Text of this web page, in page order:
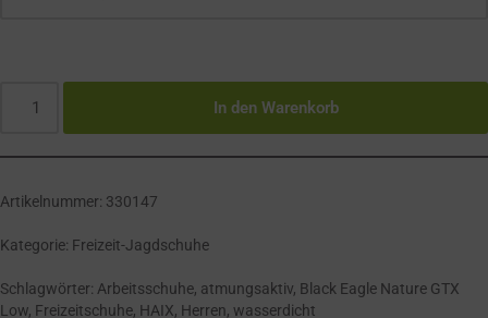
In den Warenkorb
Artikelnummer: 330147
Kategorie: Freizeit-Jagdschuhe
Schlagwörter: Arbeitsschuhe, atmungsaktiv, Black Eagle Nature GTX
Low, Freizeitschuhe, HAIX, Herren, wasserdicht